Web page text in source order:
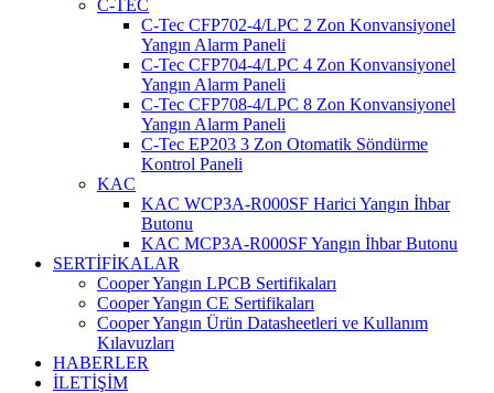
C-TEC
C-Tec CFP702-4/LPC 2 Zon Konvansiyonel
Yangın Alarm Paneli
C-Tec CFP704-4/LPC 4 Zon Konvansiyonel
Yangın Alarm Paneli
C-Tec CFP708-4/LPC 8 Zon Konvansiyonel
Yangın Alarm Paneli
C-Tec EP203 3 Zon Otomatik Söndürme
Kontrol Paneli
KAC
KAC WCP3A-R000SF Harici Yangın İhbar
Butonu
KAC MCP3A-R000SF Yangın İhbar Butonu
SERTİFİKALAR
Cooper Yangın LPCB Sertifikaları
Cooper Yangın CE Sertifikaları
Cooper Yangın Ürün Datasheetleri ve Kullanım
Kılavuzları
HABERLER
İLETİŞİM